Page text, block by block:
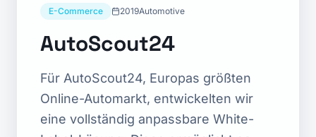
E-Commerce 2019Automotive
AutoScout24
Für AutoScout24, Europas größten
Online-Automarkt, entwickelten wir
eine vollständig anpassbare White-